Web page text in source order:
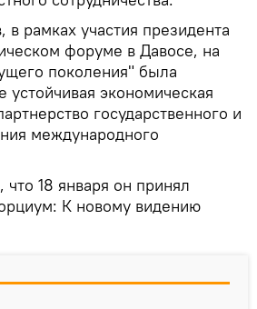
рамках участия президента
форуме в Давосе, на
поколения" была
экономическая
государственного и
международного
18 января он принял
К новому видению